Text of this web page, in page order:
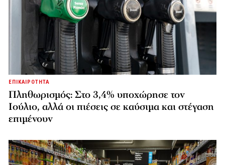
ΕΠΙΚΑΙΡΟΤΗΤΑ
Πληθωρισμός: Στο 3,4% υποχώρησε τον
Ιούλιο, αλλά οι πιέσεις σε καύσιμα και στέγαση
επιμένουν